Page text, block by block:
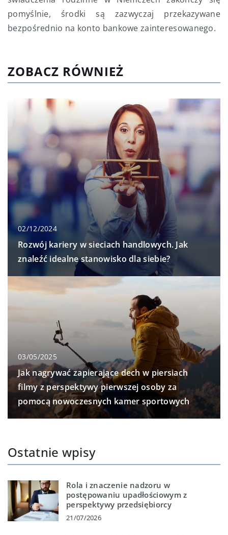
pomyślnie, środki są zazwyczaj przekazywane
bezpośrednio na konto bankowe zainteresowanego.
ZOBACZ RÓWNIEŻ
02/12/2024
Rozwój kariery w sieciach handlowych. Jak
znaleźć idealne stanowisko dla siebie?
03/05/2025
Jak nagrywać zapierające dech w piersiach
filmy z perspektywy pierwszej osoby za
pomocą nowoczesnych kamer sportowych
Ostatnie wpisy
Rola i znaczenie nadzoru w
postępowaniu upadłościowym z
perspektywy przedsiębiorcy
21/07/2026